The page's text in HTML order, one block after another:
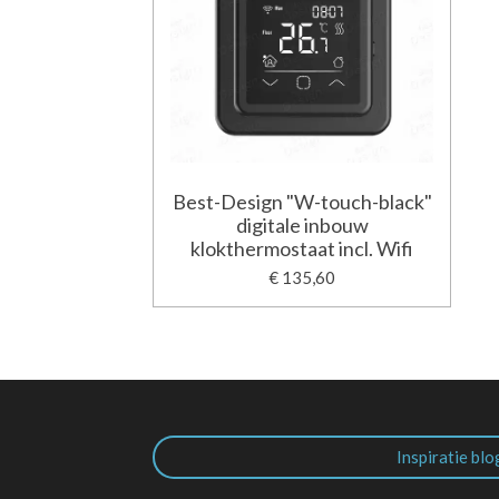
Best-Design "W-touch-black"
digitale inbouw
klokthermostaat incl. Wifi
€ 135,60
Inspiratie